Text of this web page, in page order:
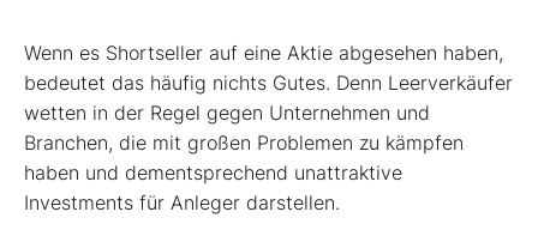
Wenn es Shortseller auf eine Aktie abgesehen haben,
bedeutet das häufig nichts Gutes. Denn Leerverkäufer
wetten in der Regel gegen Unternehmen und
Branchen, die mit großen Problemen zu kämpfen
haben und dementsprechend unattraktive
Investments für Anleger darstellen.